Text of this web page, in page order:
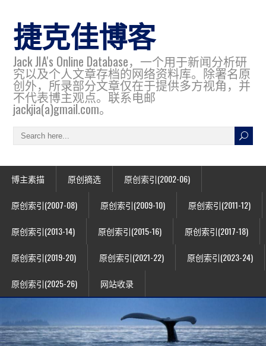
捷克佳博客
Jack JIA's Online Database，一个用于新闻分析研
究以及个人文章存档的网络资料库。除署名原
创外，所录部分文章仅在于提供多方视角，并
不代表博主观点。联系电邮
jackjia(a)gmail.com。
博主素描 原创摘选 原创索引(2002-06)
原创索引(2007-08) 原创索引(2009-10) 原创索引(2011-12)
原创索引(2013-14) 原创索引(2015-16) 原创索引(2017-18)
原创索引(2019-20) 原创索引(2021-22) 原创索引(2023-24)
原创索引(2025-26) 网站收录